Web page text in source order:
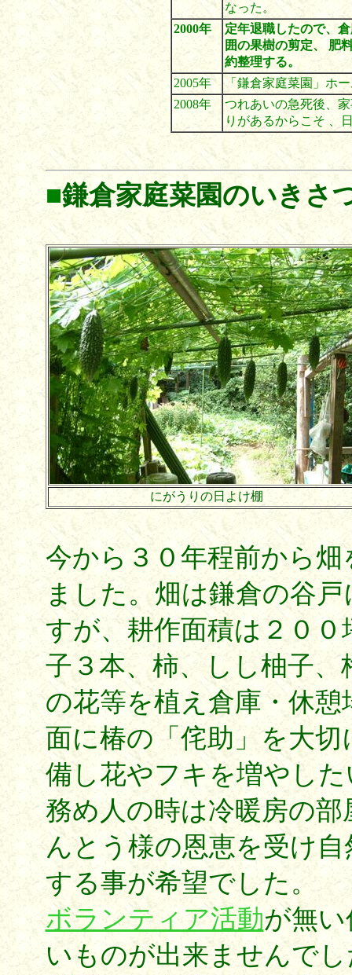
なった 。
2000年
定年退職したので、
囲の果樹の剪定、 肥
約整理する。
2005年
「鎌倉家庭菜園」ホ
2008年
つれあいの急死後、
りがあるからこそ 、
■鎌倉家庭菜園のいきさ
にがうりの日よけ棚
今から３０年程前から
ました。畑は鎌倉の谷
すが、耕作面積は２０
子３本、柿、しし柚子
の花等を植え倉庫・休
面に椿の「侘助」を大
備し花やフキを増やし
務め人の時は冷暖房の
んとう様の恩恵を受け
する事が希望でした。
ボランティア活動が無
いものが出来ませんで